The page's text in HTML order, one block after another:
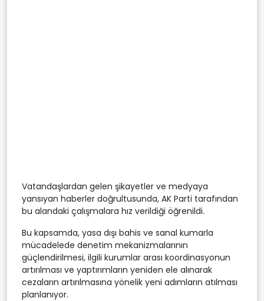
Vatandaşlardan gelen şikayetler ve medyaya
yansıyan haberler doğrultusunda, AK Parti tarafından
bu alandaki çalışmalara hız verildiği öğrenildi.
Bu kapsamda, yasa dışı bahis ve sanal kumarla
mücadelede denetim mekanizmalarının
güçlendirilmesi, ilgili kurumlar arası koordinasyonun
artırılması ve yaptırımların yeniden ele alınarak
cezaların artırılmasına yönelik yeni adımların atılması
planlanıyor.